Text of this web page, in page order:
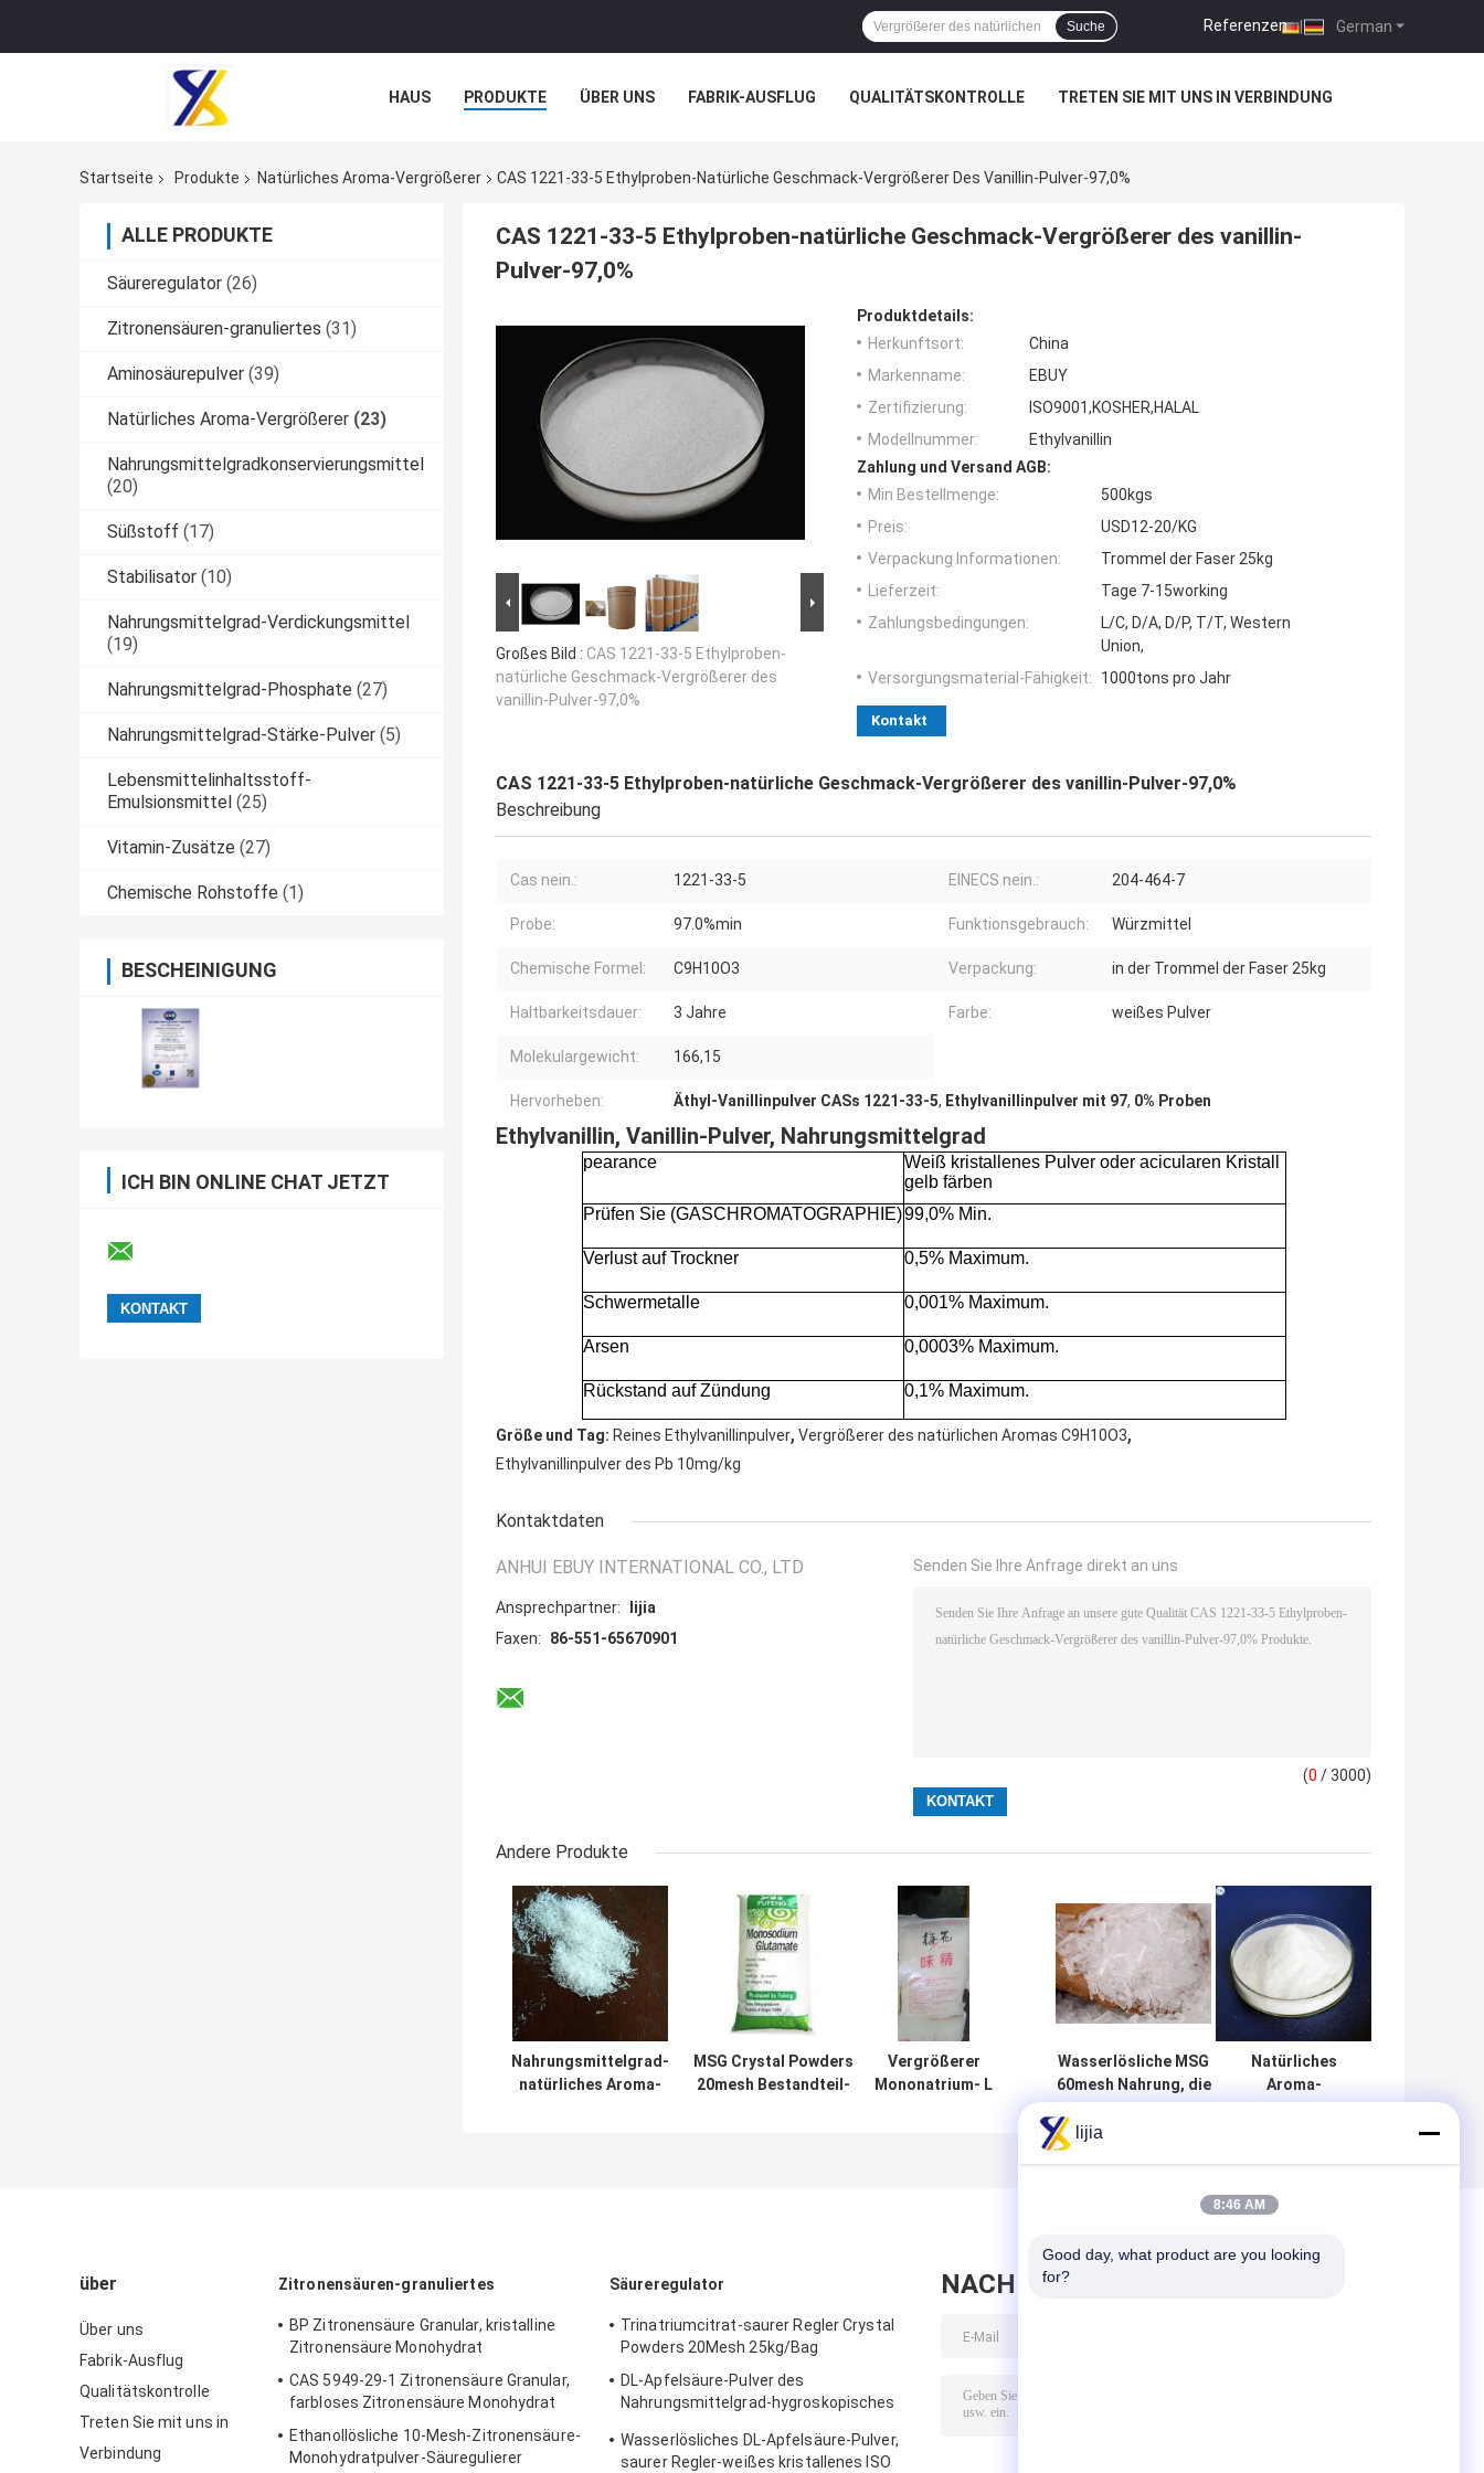
German
Referenzen |
Suche
HAUS PRODUKTE ÜBER UNS FABRIK-AUSFLUG QUALITÄTSKONTROLLE TRETEN SIE MIT UNS IN VERBINDUNG
Startseite
Produkte Natürliches Aroma-Vergrößerer CAS 1221-33-5 Ethylproben-Natürliche Geschmack-Vergrößerer Des Vanillin-Pulver-97,0%
ALLE PRODUKTE
Säureregulator (26)
Zitronensäuren-granuliertes (31)
Aminosäurepulver (39)
Natürliches Aroma-Vergrößerer (23)
Nahrungsmittelgradkonservierungsmittel
(20)
Süßstoff (17)
Stabilisator (10)
Nahrungsmittelgrad-Verdickungsmittel
(19)
Nahrungsmittelgrad-Phosphate (27)
Nahrungsmittelgrad-Stärke-Pulver (5)
Lebensmittelinhaltsstoff-
Emulsionsmittel (25)
Vitamin-Zusätze (27)
Chemische Rohstoffe (1)
BESCHEINIGUNG
ICH BIN ONLINE CHAT JETZT
CAS 1221-33-5 Ethylproben-natürliche Geschmack-Vergrößerer des vanillin-
Pulver-97,0%
Großes Bild : CAS 1221-33-5 Ethylproben-
natürliche Geschmack-Vergrößerer des
vanillin-Pulver-97,0%
Produktdetails:
Herkunftsort:
China
Markenname:
EBUY
Zertifizierung:
ISO9001,KOSHER,HALAL
Modellnummer:
Ethylvanillin
Zahlung und Versand AGB:
Min Bestellmenge:
500kgs
Preis:
USD12-20/KG
Verpackung Informationen:
Trommel der Faser 25kg
Lieferzeit:
Tage 7-15working
Zahlungsbedingungen:
L/C, D/A, D/P, T/T, Western
Union,
Versorgungsmaterial-Fähigkeit:
1000tons pro Jahr
Kontakt
CAS 1221-33-5 Ethylproben-natürliche Geschmack-Vergrößerer des vanillin-Pulver-97,0%
Beschreibung
Cas nein.: 1221-33-5 EINECS nein.: 204-464-7
Probe: 97.0%min Funktionsgebrauch: Würzmittel
Chemische Formel: C9H10O3 Verpackung: in der Trommel der Faser 25kg
Haltbarkeitsdauer: 3 Jahre Farbe: weißes Pulver
Molekulargewicht: 166,15
Hervorheben: Äthyl-Vanillinpulver CASs 1221-33-5, Ethylvanillinpulver mit 97, 0% Proben
Ethylvanillin, Vanillin-Pulver, Nahrungsmittelgrad
pearance
Weiß kristallenes Pulver oder acicularen Kristall
gelb färben
Prüfen Sie (GASCHROMATOGRAPHIE)99,0% Min.
Verlust auf Trockner 0,5% Maximum.
Schwermetalle 0,001% Maximum.
Arsen 0,0003% Maximum.
Rückstand auf Zündung 0,1% Maximum.
Größe und Tag: Reines Ethylvanillinpulver, Vergrößerer des natürlichen Aromas C9H10O3,
Ethylvanillinpulver des Pb 10mg/kg
Kontaktdaten
ANHUI EBUY INTERNATIONAL CO., LTD
Ansprechpartner:
lijia
Faxen:
86-551-65670901
Senden Sie Ihre Anfrage direkt an uns
(0 / 3000)
Andere Produkte
Nahrungsmittelgrad-
natürliches Aroma-
MSG Crystal Powders
20mesh Bestandteil-
Vergrößerer
Mononatrium- L
Wasserlösliche MSG
60mesh Nahrung, die
natürlichen
Geschmacksverstärker
Natürliches
Aroma-
Vergrößerer-
der Nahrung
über
Über uns
Fabrik-Ausflug
Qualitätskontrolle
Treten Sie mit uns in
Verbindung
Zitronensäuren-granuliertes
BP Zitronensäure Granular, kristalline
Zitronensäure Monohydrat
CAS 5949-29-1 Zitronensäure Granular,
farbloses Zitronensäure Monohydrat
Ethanollösliche 10-Mesh-Zitronensäure-
Monohydratpulver-Säuregulierer
Säureregulator
Trinatriumcitrat-saurer Regler Crystal
Powders 20Mesh 25kg/Bag
DL-Apfelsäure-Pulver des
Nahrungsmittelgrad-hygroskopisches
Wasserlösliches DL-Apfelsäure-Pulver,
saurer Regler-weißes kristallenes ISO
NACHRICHT HINTERLASSEN
lijia
8:46 AM
Good day, what product are you looking
for?